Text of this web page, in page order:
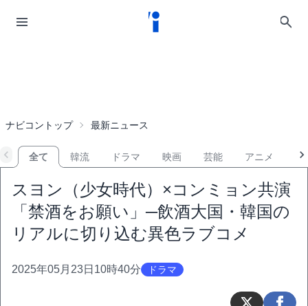
ナビコントップ 最新ニュース
全て 韓流 ドラマ 映画 芸能 アニメ
スヨン（少女時代）×コンミョン共演
「禁酒をお願い」─飲酒大国・韓国の
リアルに切り込む異色ラブコメ
2025年05月23日10時40分 ドラマ